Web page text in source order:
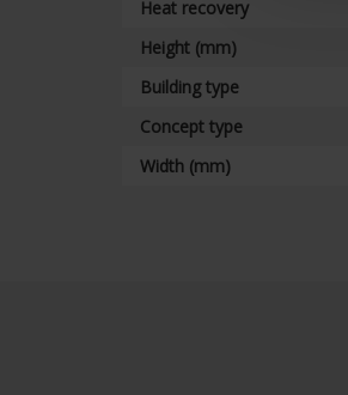
Heat recovery
Height (mm)
Building type
Concept type
Width (mm)